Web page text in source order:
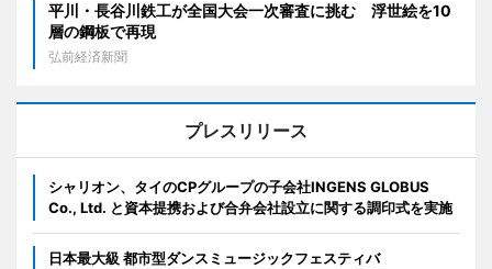
平川・長谷川鉄工が全国大会一次審査に挑む 浮世絵を10
層の鋼板で再現
弘前経済新聞
プレスリリース
シャリオン、タイのCPグループの子会社INGENS GLOBUS
Co., Ltd. と資本提携および合弁会社設立に関する調印式を実施
日本最大級 都市型ダンスミュージックフェスティバ